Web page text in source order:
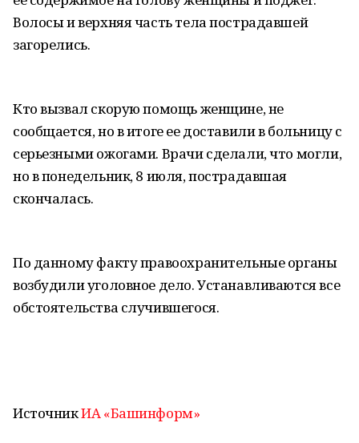
Волосы и верхняя часть тела пострадавшей
загорелись.
Кто вызвал скорую помощь женщине, не
сообщается, но в итоге ее доставили в больницу с
серьезными ожогами. Врачи сделали, что могли,
но в понедельник, 8 июля, пострадавшая
скончалась.
По данному факту правоохранительные органы
возбудили уголовное дело. Устанавливаются все
обстоятельства случившегося.
ИсточникИА «Башинформ»